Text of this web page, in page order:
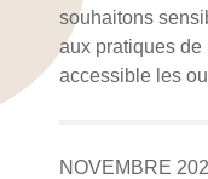
souhaitons
aux pratiques de
accessible les
NOVEMBRE